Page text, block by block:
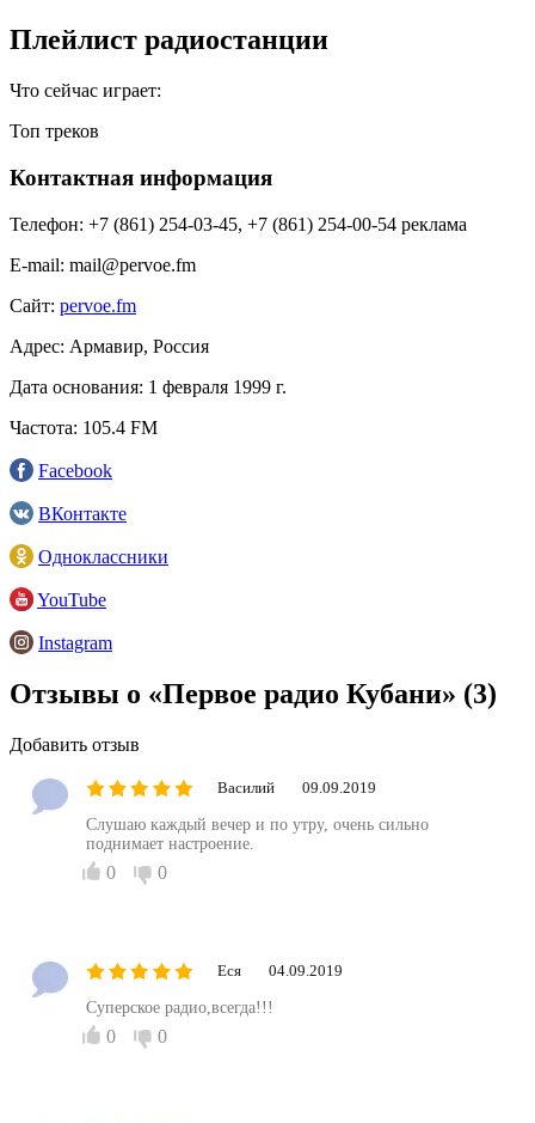
Плейлист радиостанции
Что сейчас играет:
Топ треков
Контактная информация
Телефон: +7 (861) 254-03-45, +7 (861) 254-00-54 реклама
E-mail: mail@pervoe.fm
Сайт: pervoe.fm
Адрес: Армавир, Россия
Дата основания: 1 февраля 1999 г.
Частота: 105.4 FM
Facebook
ВКонтакте
Одноклассники
YouTube
Instagram
Отзывы о «Первое радио Кубани» (3)
Добавить отзыв
Василий 09.09.2019
Слушаю каждый вечер и по утру, очень сильно
поднимает настроение.
0 0
Еся 04.09.2019
Суперское радио,всегда!!!
0 0